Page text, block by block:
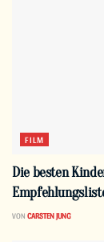
FILM
Die besten
VON CARSTEN JUNG